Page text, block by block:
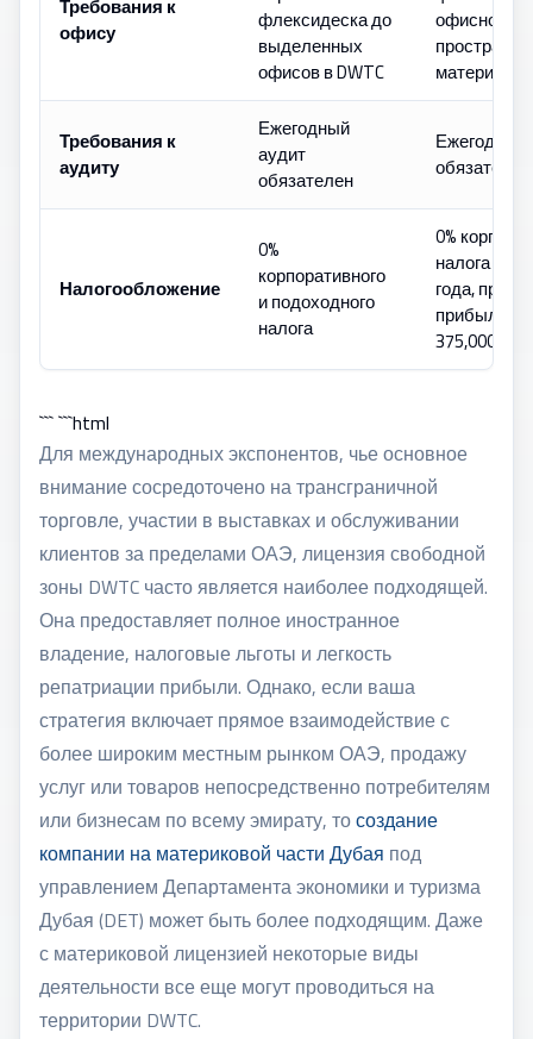
офису флексидеска до
выделенных
офисов в DWTC
офисное
материке
Требования к
аудиту
Ежегодный
аудит
обязателен
Ежегодный
обязателен
Налогообложение
0%
корпоративного
и подоходного
налога
0%
налога (с
года,
прибыли
375,000
``` ```html
Для международных экспонентов, чье основное
внимание сосредоточено на трансграничной
торговле, участии в выставках и обслуживании
клиентов за пределами ОАЭ, лицензия свободной
зоны DWTC часто является наиболее подходящей.
Она предоставляет полное иностранное
владение, налоговые льготы и легкость
репатриации прибыли. Однако, если ваша
стратегия включает прямое взаимодействие с
более широким местным рынком ОАЭ, продажу
услуг или товаров непосредственно потребителям
или бизнесам по всему эмирату, тосоздание
компании на материковой части Дубая под
управлением Департамента экономики и туризма
Дубая (DET) может быть более подходящим. Даже
с материковой лицензией некоторые виды
деятельности все еще могут проводиться на
территории DWTC.